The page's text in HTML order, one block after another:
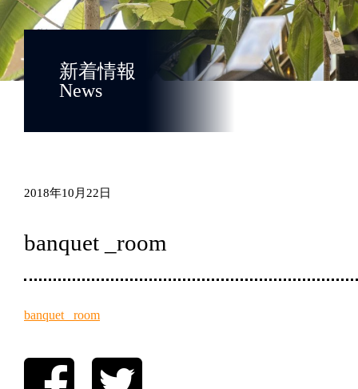
新着情報
News
2018年10月22日
banquet _room
banquet _room